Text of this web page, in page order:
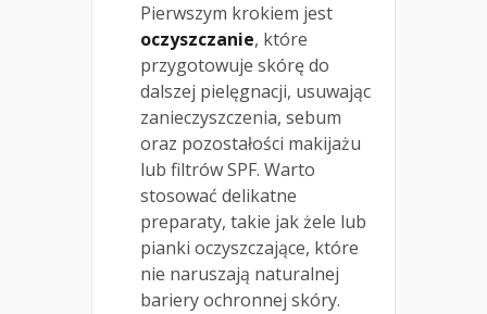
Pierwszym krokiem jest
oczyszczanie, które
przygotowuje skórę do
dalszej pielęgnacji, usuwając
zanieczyszczenia, sebum
oraz pozostałości makijażu
lub filtrów SPF. Warto
stosować delikatne
preparaty, takie jak żele lub
pianki oczyszczające, które
nie naruszają naturalnej
bariery ochronnej skóry.